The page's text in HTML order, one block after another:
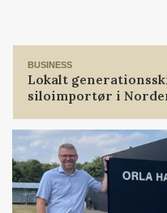
BUSINESS
Lokalt
siloimportør i